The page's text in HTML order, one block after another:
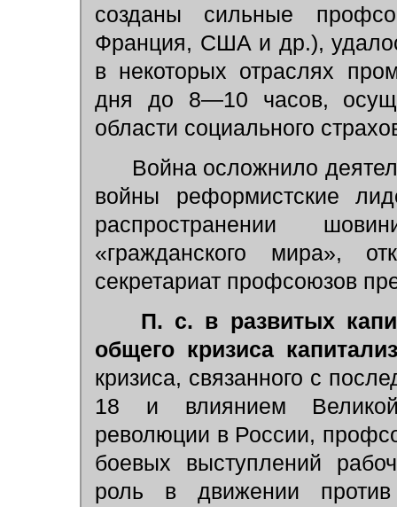
созданы сильные
Франция, США и др.),
в некоторых отраслях
дня до 8—10 часов,
области социального
Война осложнило
войны реформистские
распространении
«гражданского мира»,
секретариат профсоюзов
П. с. в развитых
общего кризиса
кризиса, связанного с
18 и влиянием Великой
революции в России,
боевых выступлений
роль в движении против